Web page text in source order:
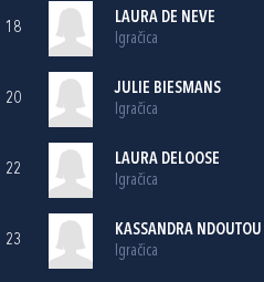
18
LAURA DE NEVE
Igračica
20
JULIE BIESMANS
Igračica
22
LAURA DELOOSE
Igračica
23
KASSANDRA
Igračica